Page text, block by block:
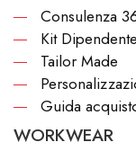
Consulenza
Kit Dipendente
Tailor Made
Guida
WORKWEAR